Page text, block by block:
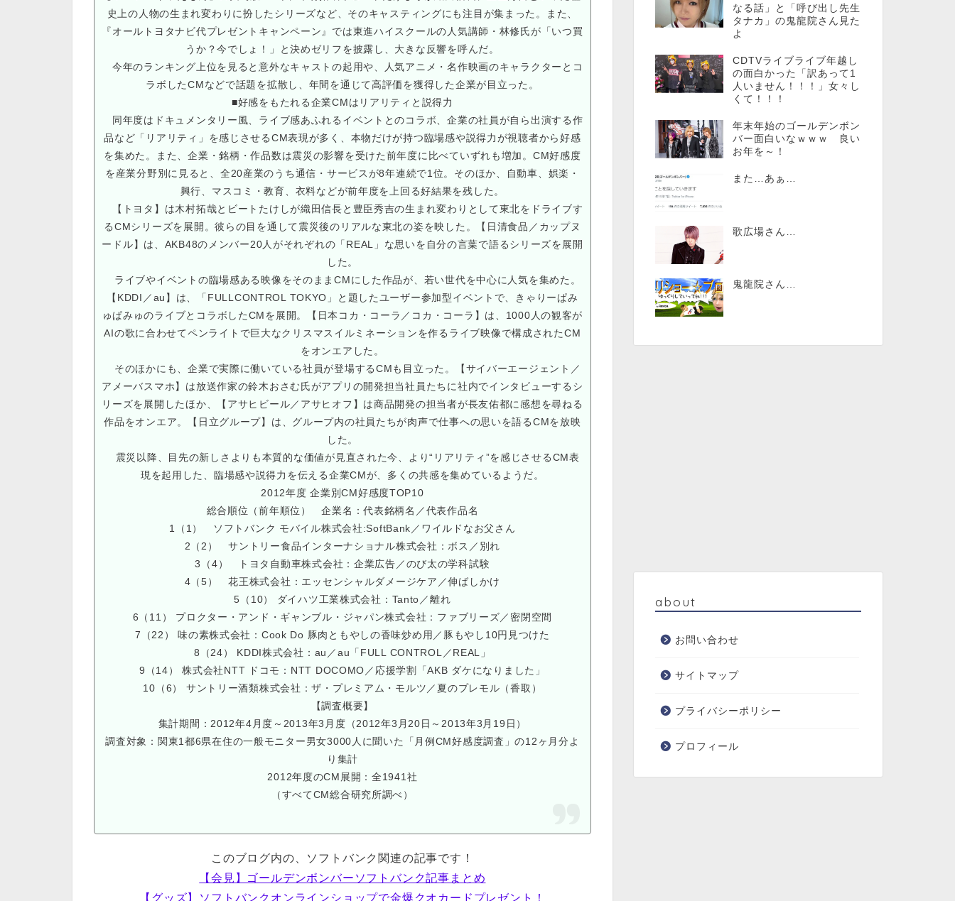
史上の人物の生まれ変わりに扮したシリーズなど、そのキャスティングにも注目が集まった。また、
『オールトヨタナビ代プレゼントキャンペーン』では東進ハイスクールの人気講師・林修氏が「いつ買
うか？今でしょ！」と決めゼリフを披露し、大きな反響を呼んだ。
今年のランキング上位を見ると意外なキャストの起用や、人気アニメ・名作映画のキャラクターとコ
ラボしたCMなどで話題を拡散し、年間を通じて高評価を獲得した企業が目立った。
■好感をもたれる企業CMはリアリティと説得力
同年度はドキュメンタリー風、ライブ感あふれるイベントとのコラボ、企業の社員が自ら出演する作
品など「リアリティ」を感じさせるCM表現が多く、本物だけが持つ臨場感や説得力が視聴者から好感
を集めた。また、企業・銘柄・作品数は震災の影響を受けた前年度に比べていずれも増加。CM好感度
を産業分野別に見ると、全20産業のうち通信・サービスが8年連続で1位。そのほか、自動車、娯楽・
興行、マスコミ・教育、衣料などが前年度を上回る好結果を残した。
【トヨタ】は木村拓哉とビートたけしが織田信長と豊臣秀吉の生まれ変わりとして東北をドライブす
るCMシリーズを展開。彼らの目を通して震災後のリアルな東北の姿を映した。【日清食品／カップヌ
ードル】は、AKB48のメンバー20人がそれぞれの「REAL」な思いを自分の言葉で語るシリーズを展開
した。
ライブやイベントの臨場感ある映像をそのままCMにした作品が、若い世代を中心に人気を集めた。
【KDDI／au】は、「FULLCONTROL TOKYO」と題したユーザー参加型イベントで、きゃりーぱみ
ゅぱみゅのライブとコラボしたCMを展開。【日本コカ・コーラ／コカ・コーラ】は、1000人の観客が
AIの歌に合わせてペンライトで巨大なクリスマスイルミネーションを作るライブ映像で構成されたCM
をオンエアした。
そのほかにも、企業で実際に働いている社員が登場するCMも目立った。【サイバーエージェント／
アメーバスマホ】は放送作家の鈴木おさむ氏がアプリの開発担当社員たちに社内でインタビューするシ
リーズを展開したほか、【アサヒビール／アサヒオフ】は商品開発の担当者が長友佑都に感想を尋ねる
作品をオンエア。【日立グループ】は、グループ内の社員たちが肉声で仕事への思いを語るCMを放映
した。
震災以降、目先の新しさよりも本質的な価値が見直された今、より“リアリティ”を感じさせるCM表
現を起用した、臨場感や説得力を伝える企業CMが、多くの共感を集めているようだ。
2012年度 企業別CM好感度TOP10
総合順位（前年順位） 企業名：代表銘柄名／代表作品名
1（1） ソフトバンク モバイル株式会社:SoftBank／ワイルドなお父さん
2（2） サントリー食品インターナショナル株式会社：ボス／別れ
3（4） トヨタ自動車株式会社：企業広告／のび太の学科試験
4（5） 花王株式会社：エッセンシャルダメージケア／伸ばしかけ
5（10） ダイハツ工業株式会社：Tanto／離れ
6（11） プロクター・アンド・ギャンブル・ジャパン株式会社：ファブリーズ／密閉空間
7（22） 味の素株式会社：Cook Do 豚肉ともやしの香味炒め用／豚もやし10円見つけた
8（24） KDDI株式会社：au／au「FULL CONTROL／REAL」
9（14） 株式会社NTT ドコモ：NTT DOCOMO／応援学割「AKB ダケになりました」
10（6） サントリー酒類株式会社：ザ・プレミアム・モルツ／夏のプレモル（香取）
【調査概要】
集計期間：2012年4月度～2013年3月度（2012年3月20日～2013年3月19日）
調査対象：関東1都6県在住の一般モニター男女3000人に聞いた「月例CM好感度調査」の12ヶ月分よ
り集計
2012年度のCM展開：全1941社
（すべてCM総合研究所調べ）
このブログ内の、ソフトバンク関連の記事です！
【会見】ゴールデンボンバーソフトバンク記事まとめ
【グッズ】ソフトバンクオンラインショップで金爆クオカードプレゼント！
なる話」と「呼び出し先生
タナカ」の鬼龍院さん見た
よ
CDTVライブライブ年越し
の面白かった「訳あって1
人いません！！！」女々し
くて！！！
年末年始のゴールデンボン
バー面白いなｗｗｗ 良い
お年を～！
また…あぁ…
歌広場さん…
鬼龍院さん…
about
お問い合わせ
サイトマップ
プライバシーポリシー
プロフィール